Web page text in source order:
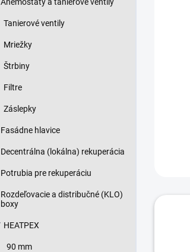
Tanierové ventily
Mriežky
Štrbiny
Filtre
Záslepky
Fasádne hlavice
Decentrálna (lokálna) rekuperácia
Potrubia pre rekuperáciu
Rozdeľovacie a distribučné (KLO)
boxy
HEATPEX
90 mm